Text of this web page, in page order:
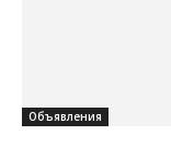
Объявления